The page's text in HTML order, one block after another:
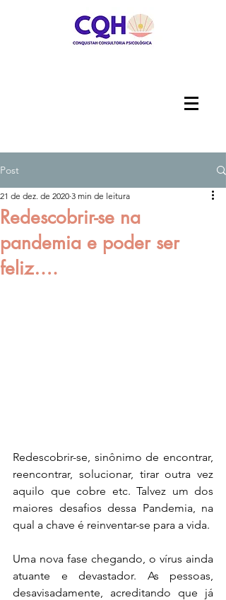
Post
Redescobrir-se na
pandemia e poder ser
feliz….
21 de dez. de 2020 3 min de leitura
Redescobrir-se, sinônimo de encontrar,
reencontrar, solucionar, tirar outra vez
aquilo que cobre etc. Talvez um dos
maiores desafios dessa Pandemia, na
qual a chave é reinventar-se para a vida.
Uma nova fase chegando, o vírus ainda
atuante e devastador. As pessoas,
desavisadamente, acreditando que já